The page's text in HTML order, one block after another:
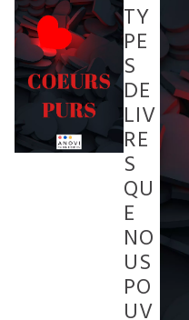
TY
PE
S
DE
LIV
RE
S
QU
E
NO
US
PO
UV